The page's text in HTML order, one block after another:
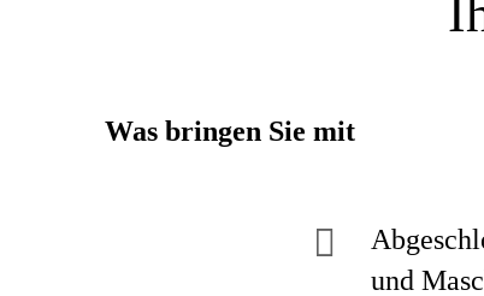
Was bringen Sie mit
und